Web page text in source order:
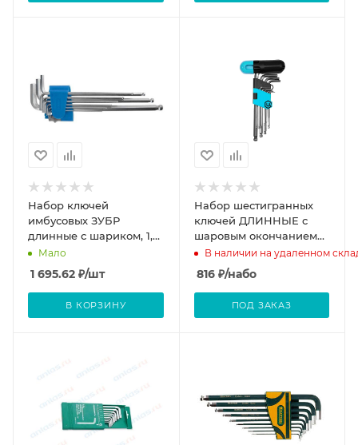
Набор ключей
имбусовых ЗУБР
длинные с шариком, 1,5-
10мм, 9шт
Мало
1 695.62 ₽/шт
В КОРЗИНУ
Набор шестигранных
ключей ДЛИННЫЕ с
шаровым окончанием
9шт ЦИ
В наличии на удаленном
816₽/набо
ПОД ЗАКАЗ